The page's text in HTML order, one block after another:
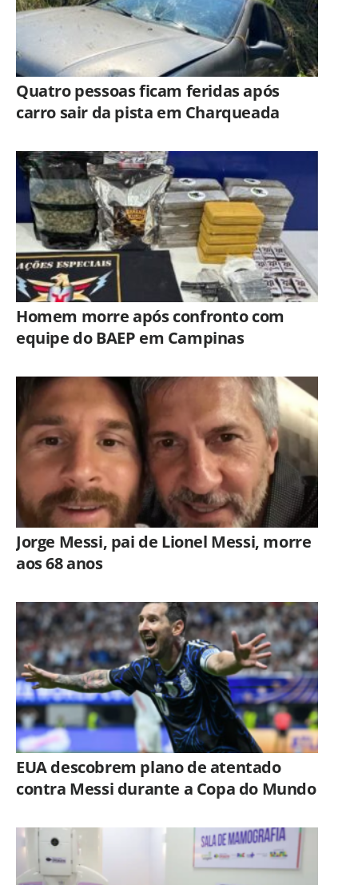
Quatro pessoas ficam feridas após
carro sair da pista em Charqueada
Homem morre após confronto com
equipe do BAEP em Campinas
Jorge Messi, pai de Lionel Messi, morre
aos 68 anos
EUA descobrem plano de atentado
contra Messi durante a Copa do Mundo